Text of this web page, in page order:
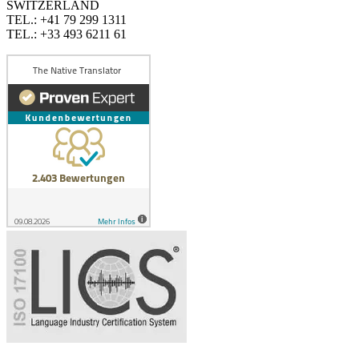
SWITZERLAND
TEL.: +41 79 299 1311
TEL.: +33 493 6211 61